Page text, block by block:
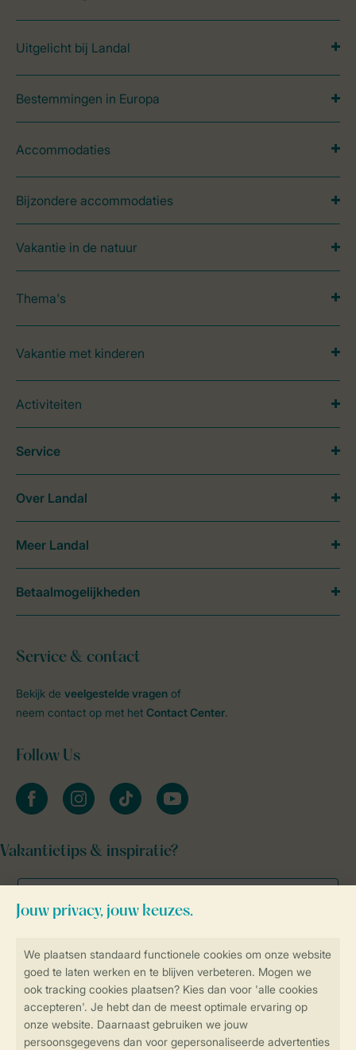
Veilig en snel online boeken
Veilige gegevensoverdracht
Veilige betaling
Uitgelicht bij Landal
Bestemmingen in Europa
Accommodaties
Bijzondere accommodaties
Vakantie in de natuur
Thema's
Vakantie met kinderen
Activiteiten
Service & contact
Bekijk de veelgestelde vragen of
neem contact op met het Contact Center.
Follow Us
facebookinstagramtiktok youtube
Vakantietips & inspiratie?
Service
Over Landal
Meer Landal
Betaalmogelijkheden